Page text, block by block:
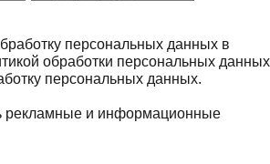
персональных данных в
обработки персональных данных
персональных данных.
рекламные и информационные